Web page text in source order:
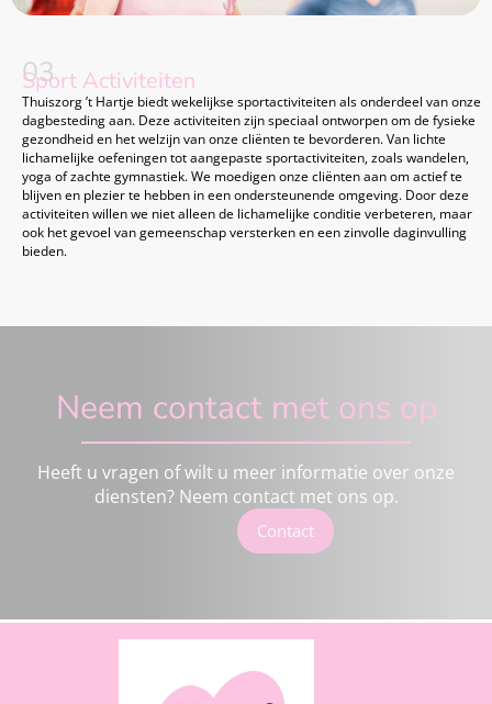
03
Sport Activiteiten
Thuiszorg ’t Hartje biedt wekelijkse sportactiviteiten als onderdeel van onze
dagbesteding aan. Deze activiteiten zijn speciaal ontworpen om de fysieke
gezondheid en het welzijn van onze cliënten te bevorderen. Van lichte
lichamelijke oefeningen tot aangepaste sportactiviteiten, zoals wandelen,
yoga of zachte gymnastiek. We moedigen onze cliënten aan om actief te
blijven en plezier te hebben in een ondersteunende omgeving. Door deze
activiteiten willen we niet alleen de lichamelijke conditie verbeteren, maar
ook het gevoel van gemeenschap versterken en een zinvolle daginvulling
bieden.
Neem contact met ons op
Heeft u vragen of wilt u meer informatie over onze
diensten? Neem contact met ons op.
Contact